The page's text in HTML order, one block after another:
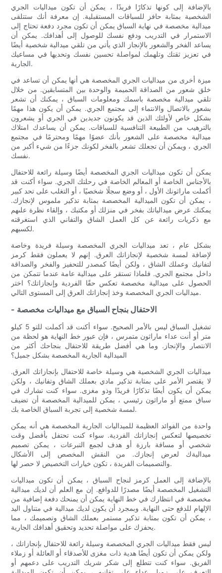
بالإضافة إلى كونها تذكارًا فريدًا ، يمكن أن تكون ميداليات الجري
الشخصية بمثابة حافز للسباقات المستقبلية. إن معرفة أنك ستتلقى
ميدالية مخصصة في نهاية السباق يمكن أن تكون مجرد دفعة تحتاج إلى
الاستمرار في التدريب ودفع نفسك للوصول إلى أهدافك. يمكن أن
يساعد الفخر والشعور بالإنجاز الذي يأتي من تلقي ميدالية شخصية أيضًا
في تعزيز ثقتك وتلهمك لمواصلة تحسين نفسك وتحديها في مساعيك
الجارية.
ميزة أخرى من ميداليات الجري المخصصة هي أنها يمكن أن تساعد في
خلق شعور من الصداقة الحميمة والوحدة بين المتسابقين. من خلال
تلقي ميدالية مخصصة باسمك ومعلومات السباق ، يمكنك أن تشعر
بشعور بالاتصال والانتماء إلى مجتمع الجري. يمكن أن يكون هذا مهمًا
بشكل خاص لأولئك الذين قد يكونون جديدين في الجري أو يشعرون
بالترهيب من الطبيعة التنافسية للسباقات. يمكن أن يساعدك امتلاك
ميدالية مخصصة على الشعور بأنك عضوًا مهمًا ومحترمًا في مجتمع
الجري ، ويمكن أن تجعلك تشعر بالفخر لكونك جزءًا من شيء أكبر من
نفسك.
يمكن أن تكون ميداليات الجري المخصصة أيضًا وسيلة رائعة للاحتفال
بالأجناس الخاصة أو المعالم الخاصة في رحلتك الجري. سواء أكنت قد
أكملت ماراثونك الأول ، أو وضع سجلًا شخصيًا ، أو التغلب على تحد كبير
، يمكن أن تكون الميدالية المخصصة بمثابة تذكير ملموس لإنجازك.
يمكنك عرض ميدالياتك بفخر في منزلك أو مكتبك ، وإلقاء نظرة علىهم
مع ذكريات رائعة عن كل العمل الشاق والتفاني الذي استغرقته
لكسبهم.
بشكل عام ، تعد ميداليات الجري المخصصة وسيلة فريدة وخاصة
لإضافة لمسة شخصية لإنجازاتك العرق. إنهم لا يعملون فقط كرمز
لتفانيك وعملك الشاق ، ولكن أيضًا كمصدر للتحفيز والفخر والصداقة
داخل مجتمع الجري. فلماذا تستقر على ميدالية عامة عندما تتمكن من
الحصول على ميدالية مخصصة تعكس حقًا الفردية وإنجازاتك؟ اختر
ميداليات الجري المخصصة وخذ إنجازاتك العرق إلى المستوى التالي.
- الاحتفال بنجاح السباق مع ميداليات مخصصة
تشغيل السباق ليس بالأمر الصحيح. سواء أكنت قد أكملت للتو 5 كيلو
متر أو أنت عداء ماراثون متمرس ، فإن عبور خط النهاية هو لحظة من
الانتصار والإنجاز. وما هي أفضل طريقة للاحتفال بنجاحك أكثر من
الميدالية الجارية المخصصة بشكل جميل؟
ميداليات الجري الشخصية هي وسيلة خاصة للاحتفال بإنجازاتك العرق.
لا يقتصر الأمر على بمثابة تذكير مادي بعملك الشاق وتفانيك ، ولكن
يمكن أن يكون أيضًا تذكارًا فريدًا وذو مغزى. سواء كنت تشارك في
سباق ممتع أو ماراثون رئيسي ، يمكن للميدالية المخصصة أن تضيف
لمسة شخصية إلى تجربة السباق الخاصة بك.
واحدة من الفوائد العظيمة للميداليات الجارية المخصصة هي أنه يمكن
تخصيصها لتعكس إنجازاتك الفردية. سواء كنت تحتفل بأفضل وقت
شخصي أو مسافة بارزة أو هدف لجمع التبرعات ، يمكن تصميم
ميداليةك لعرض إنجازك. من النقش المخصص إلى الأشكال
والتصميمات الفريدة ، تكون خيارات التخصيص لا حصر لها.
بالإضافة إلى العمل كرمز لنجاح السباق ، يمكن أن تكون ميداليات
التشغيل المخصصة أيضًا مصدرًا للدوافع. إن مع العلم أن لديك ميدالية
مخصصة في انتظارك في خط النهاية يمكن أن يمنحك دفعة إضافية من
الإلهام للدفع حتى النهاية. وبمجرد أن يكون لديك ميدالية في متناول اليد
، يمكن أن تكون بمثابة تذكير مستمر بعملك الشاق وتصميمك ، مما
يحفزك على مواصلة تحديد وتحقيق أهدافك الجارية.
ليس فقط ميداليات الجري المخصصة وسيلة رائعة للاحتفال بإنجازاتك ،
ولكن يمكن أن تكون أيضًا هدية ذات مغزى للأصدقاء أو العائلة أو زملاء
الفريق. سواء كنت تتطلع إلى شكر شريك التدريب على دعمهم أو